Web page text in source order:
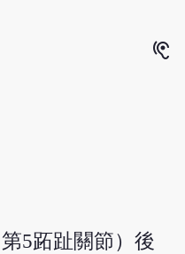
hearing
5跖趾關節）後